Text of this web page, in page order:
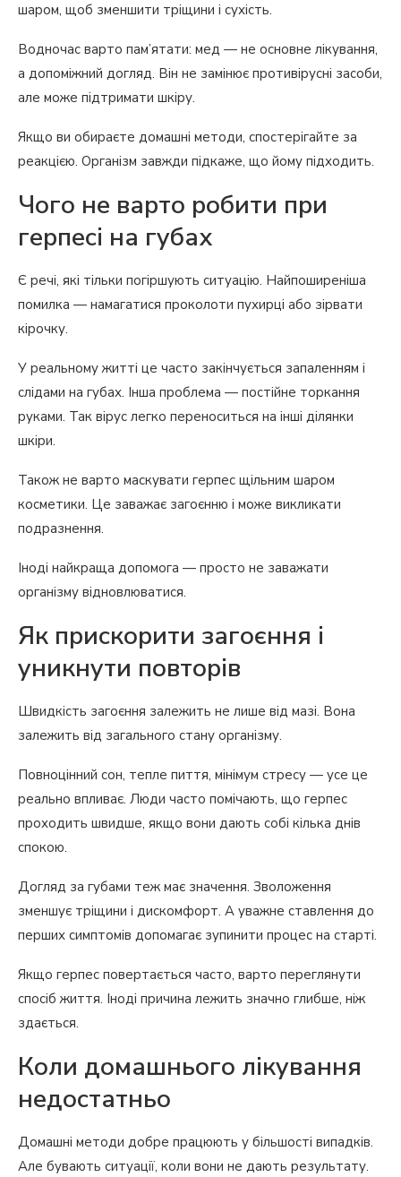
шаром, щоб зменшити тріщини і сухість.
Водночас варто пам’ятати: мед — не основне лікування,
а допоміжний догляд. Він не замінює противірусні засоби,
але може підтримати шкіру.
Якщо ви обираєте домашні методи, спостерігайте за
реакцією. Організм завжди підкаже, що йому підходить.
Чого не варто робити при
герпесі на губах
Є речі, які тільки погіршують ситуацію. Найпоширеніша
помилка — намагатися проколоти пухирці або зірвати
кірочку.
У реальному житті це часто закінчується запаленням і
слідами на губах. Інша проблема — постійне торкання
руками. Так вірус легко переноситься на інші ділянки
шкіри.
Також не варто маскувати герпес щільним шаром
косметики. Це заважає загоєнню і може викликати
подразнення.
Іноді найкраща допомога — просто не заважати
організму відновлюватися.
Як прискорити загоєння і
уникнути повторів
Швидкість загоєння залежить не лише від мазі. Вона
залежить від загального стану організму.
Повноцінний сон, тепле пиття, мінімум стресу — усе це
реально впливає. Люди часто помічають, що герпес
проходить швидше, якщо вони дають собі кілька днів
спокою.
Догляд за губами теж має значення. Зволоження
зменшує тріщини і дискомфорт. А уважне ставлення до
перших симптомів допомагає зупинити процес на старті.
Якщо герпес повертається часто, варто переглянути
спосіб життя. Іноді причина лежить значно глибше, ніж
здається.
Коли домашнього лікування
недостатньо
Домашні методи добре працюють у більшості випадків.
Але бувають ситуації, коли вони не дають результату.